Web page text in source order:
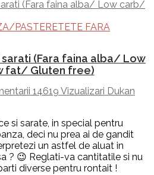
PASTERETETE FARA
sarati (Fara faina alba/ Low
fat/ Gluten free)
14619 Vizualizari Dukan
si sarate, in special pentru
deci nu prea ai de gandit
un astfel de aluat in
? 😉 Reglati-va cantitatile si nu
diverse pentru rontait !